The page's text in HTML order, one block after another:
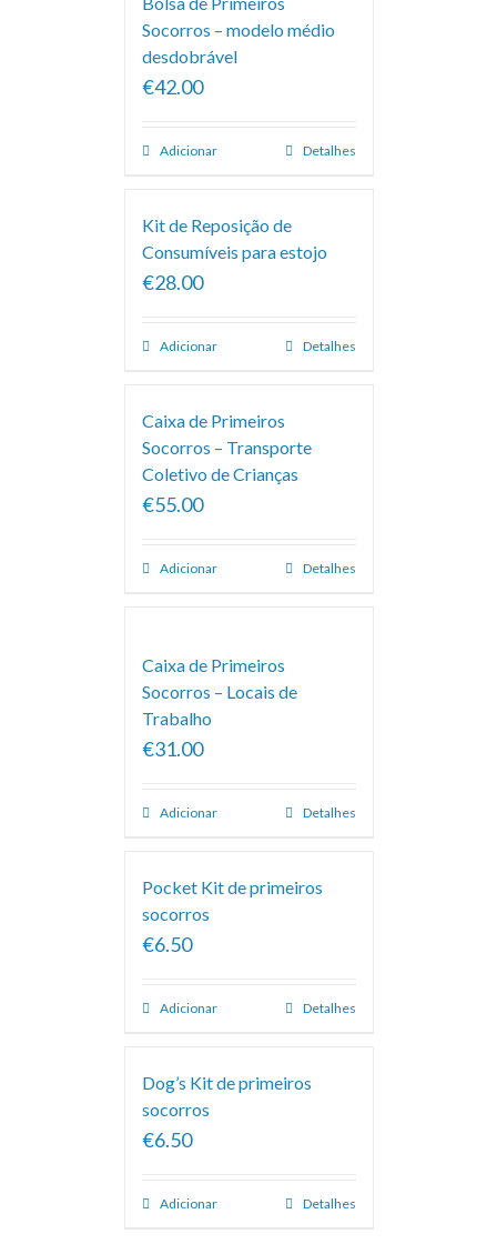
Socorros – modelo médio
desdobrável
€42.00
Adicionar Detalhes
Kit de Reposição de
Consumíveis para estojo
€28.00
Adicionar Detalhes
Caixa de Primeiros
Socorros – Transporte
Coletivo de Crianças
€55.00
Adicionar Detalhes
Caixa de Primeiros
Socorros – Locais de
Trabalho
€31.00
Adicionar Detalhes
Pocket Kit de primeiros
socorros
€6.50
Adicionar Detalhes
Dog’s Kit de primeiros
socorros
€6.50
Adicionar Detalhes